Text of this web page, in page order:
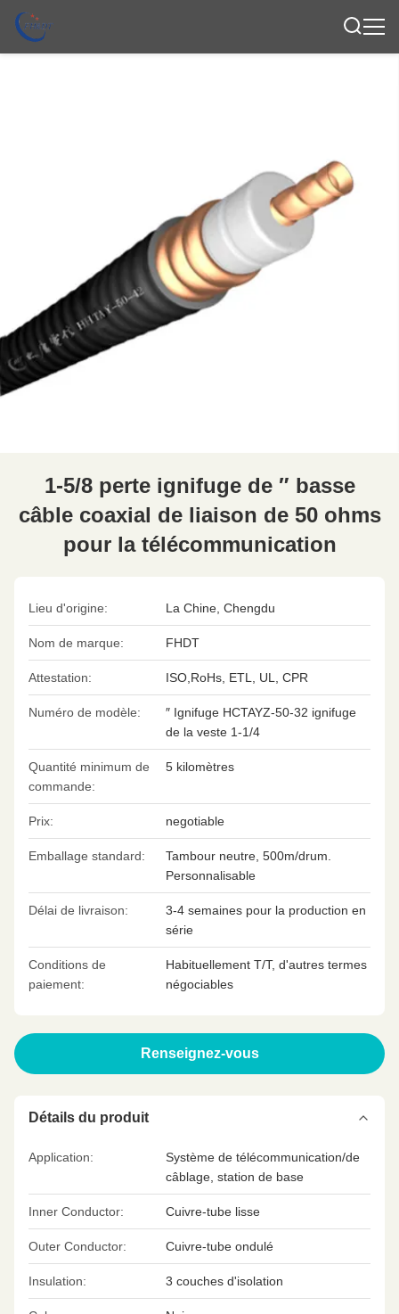
1-5/8 perte ignifuge de ″ basse
câble coaxial de liaison de 50 ohms
pour la télécommunication
Lieu d'origine: La Chine, Chengdu
Nom de marque: FHDT
Attestation: ISO,RoHs, ETL, UL, CPR
Numéro de modèle:
″ Ignifuge HCTAYZ-50-32 ignifuge
de la veste 1-1/4
Quantité minimum de
commande:
5 kilomètres
Prix: negotiable
Emballage standard:
Tambour neutre, 500m/drum.
Personnalisable
Délai de livraison:
3-4 semaines pour la production en
série
Conditions de
paiement:
Habituellement T/T, d'autres termes
négociables
Renseignez-vous
Détails du produit
Application:
Système de télécommunication/de
câblage, station de base
Inner Conductor: Cuivre-tube lisse
Outer Conductor: Cuivre-tube ondulé
Insulation: 3 couches d'isolation